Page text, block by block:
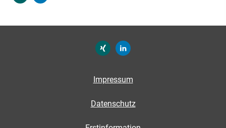
Impressum
Datenschutz